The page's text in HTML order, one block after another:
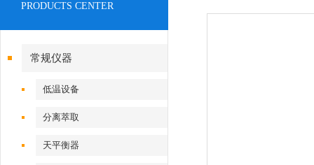
PRODUCTS CENTER
常规仪器
低温设备
分离萃取
天平衡器